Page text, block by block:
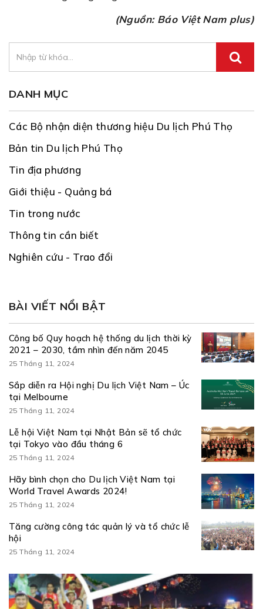
(Nguồn: Báo Việt Nam plus)
DANH MỤC
Các Bộ nhận diện thương hiệu Du lịch Phú Thọ
Bản tin Du lịch Phú Thọ
Tin địa phương
Giới thiệu - Quảng bá
Tin trong nước
Thông tin cần biết
Nghiên cứu - Trao đổi
BÀI VIẾT NỔI BẬT
Công bố Quy hoạch hệ thống du lịch thời kỳ
2021 – 2030, tầm nhìn đến năm 2045
25 Tháng 11, 2024
Sắp diễn ra Hội nghị Du lịch Việt Nam – Úc
tại Melbourne
25 Tháng 11, 2024
Lễ hội Việt Nam tại Nhật Bản sẽ tổ chức
tại Tokyo vào đầu tháng 6
25 Tháng 11, 2024
Hãy bình chọn cho Du lịch Việt Nam tại
World Travel Awards 2024!
25 Tháng 11, 2024
Tăng cường công tác quản lý và tổ chức lễ
hội
25 Tháng 11, 2024